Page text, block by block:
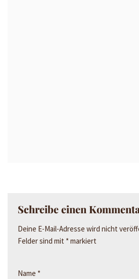
Schreibe einen
Deine E-Mail-Adresse wird nicht
Felder sind mit *markiert
Name *